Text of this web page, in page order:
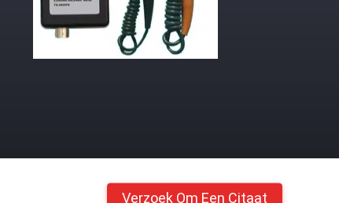
Verzoek Om Een Citaat